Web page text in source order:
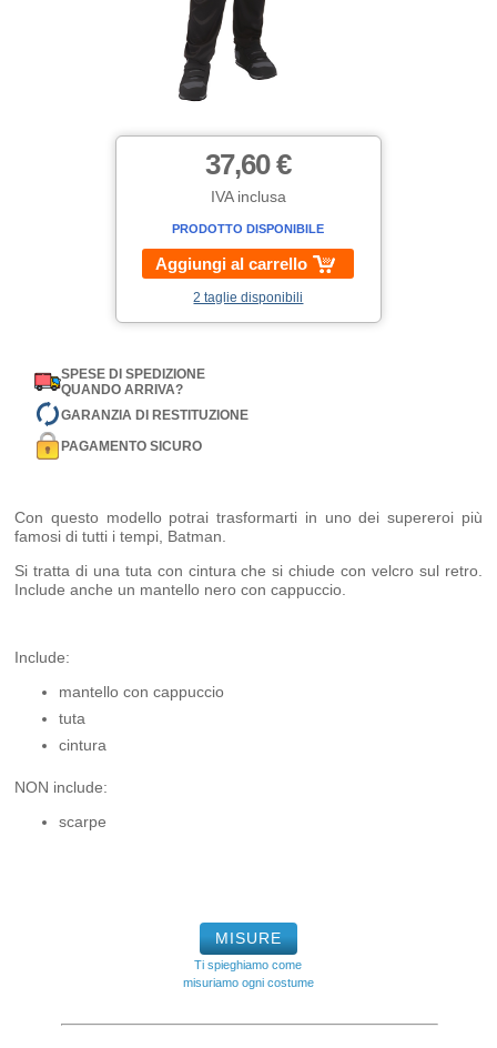
37,60 €
IVA inclusa
PRODOTTO DISPONIBILE
Aggiungi al carrello
2 taglie disponibili
SPESE DI SPEDIZIONE
QUANDO ARRIVA?
GARANZIA DI RESTITUZIONE
PAGAMENTO SICURO
Con questo modello potrai trasformarti in uno dei supereroi più
famosi di tutti i tempi, Batman.
Si tratta di una tuta con cintura che si chiude con velcro sul retro.
Include anche un mantello nero con cappuccio.
Include:
mantello con cappuccio
tuta
cintura
NON include:
scarpe
MISURE
Ti spieghiamo come
misuriamo ogni costume